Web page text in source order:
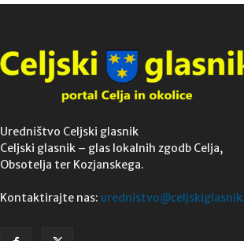
Uredništvo Celjski glasnik
Celjski glasnik – glas lokalnih zgodb Celja,
Obsotelja ter Kozjanskega.
Kontaktirajte nas: